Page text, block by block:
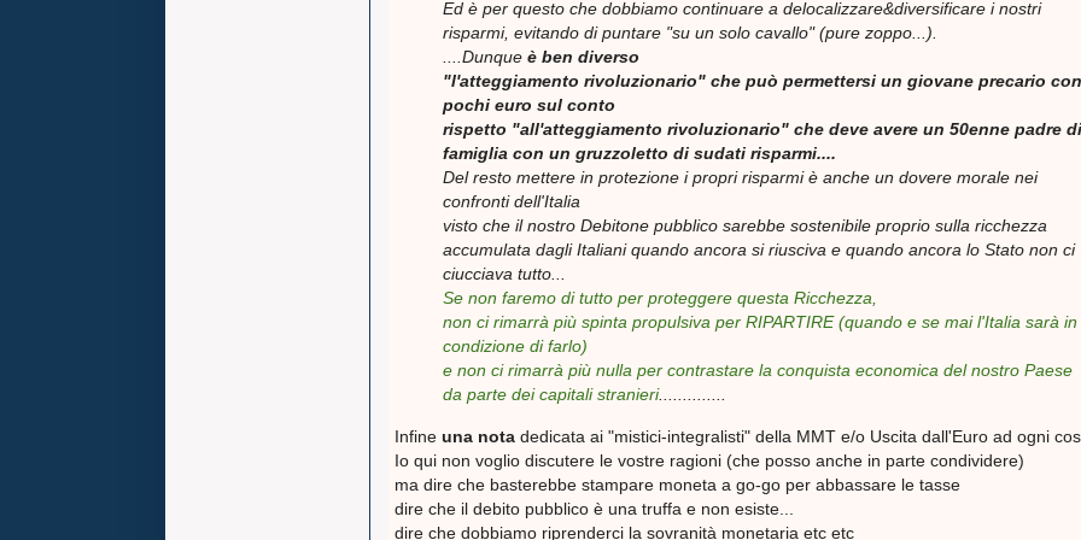
Ed è per questo che dobbiamo continuare a delocalizzare&diversificare i nostri
risparmi, evitando di puntare "su un solo cavallo" (pure zoppo...).
....Dunque è ben diverso
"l'atteggiamento rivoluzionario" che può permettersi un giovane precario con
pochi euro sul conto
rispetto "all'atteggiamento rivoluzionario" che deve avere un 50enne padre di
famiglia con un gruzzoletto di sudati risparmi....
Del resto mettere in protezione i propri risparmi è anche un dovere morale nei
confronti dell'Italia
visto che il nostro Debitone pubblico sarebbe sostenibile proprio sulla ricchezza
accumulata dagli Italiani quando ancora si riusciva e quando ancora lo Stato non ci
ciucciava tutto...
Se non faremo di tutto per proteggere questa Ricchezza,
non ci rimarrà più spinta propulsiva per RIPARTIRE (quando e se mai l'Italia sarà in
condizione di farlo)
e non ci rimarrà più nulla per contrastare la conquista economica del nostro Paese
da parte dei capitali stranieri..............
Infine una nota dedicata ai "mistici-integralisti" della MMT e/o Uscita dall'Euro ad ogni
Io qui non voglio discutere le vostre ragioni (che posso anche in parte condividere)
ma dire che basterebbe stampare moneta a go-go per abbassare le tasse
dire che il debito pubblico è una truffa e non esiste...
dire che dobbiamo riprenderci la sovranità monetaria etc etc